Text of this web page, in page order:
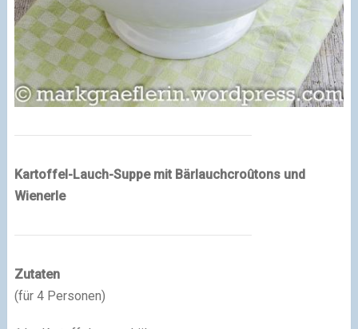
Kartoffel-Lauch-Suppe mit Bärlauchcroûtons und
Wienerle
Zutaten
(für 4 Personen)